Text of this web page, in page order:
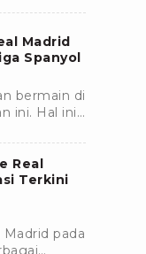
Madrid
Spanyol
bermain di
ini. Hal ini
Real
Terkini
pada